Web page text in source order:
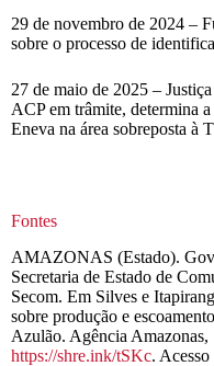
29 de novembro de 2024 –
sobre o processo de
27 de maio de 2025 –
ACP em trâmite, determina
Eneva na área sobreposta à
Fontes
AMAZONAS (Estado).
Secretaria de Estado de
Secom. Em Silves e
sobre produção e
Azulão. Agência
https://shre.ink/tSKc.